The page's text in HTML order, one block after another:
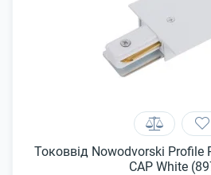
Токоввід Nowodvorski Profile
CAP White